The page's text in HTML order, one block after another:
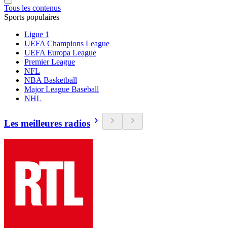
Tous les contenus
Sports populaires
Ligue 1
UEFA Champions League
UEFA Europa League
Premier League
NFL
NBA Basketball
Major League Baseball
NHL
Les meilleures radios